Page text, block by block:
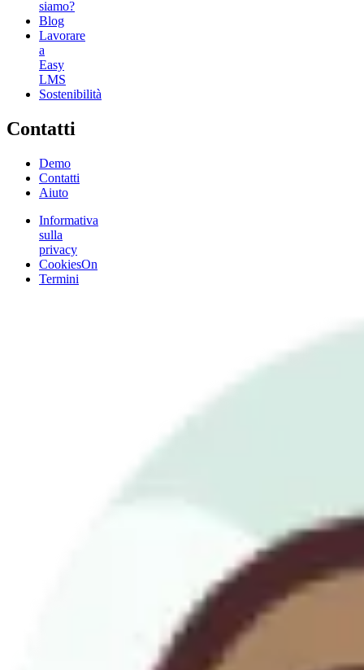
siamo?
Blog
Lavorare
a
Easy
LMS
Sostenibilità
Contatti
Demo
Contatti
Aiuto
Informativa
sulla
privacy
CookiesOn
Termini